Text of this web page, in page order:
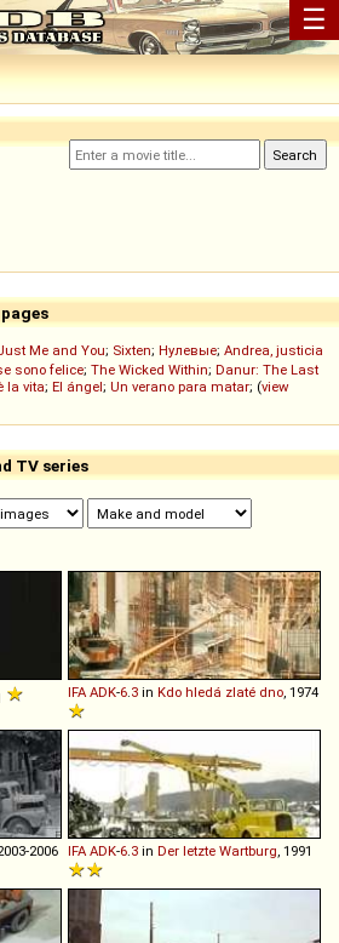
☰
Me and You; Sixten; Нулевые; Andrea, justicia
sono felice; The Wicked Within; Danur: The Last
la vita; El ángel; Un verano para matar; (view
TV series
IFA ADK-6 3 in Kdo hledá zlaté dno , 1974
2003-2006 IFA ADK-6 3 in Der letzte Wartburg , 1991